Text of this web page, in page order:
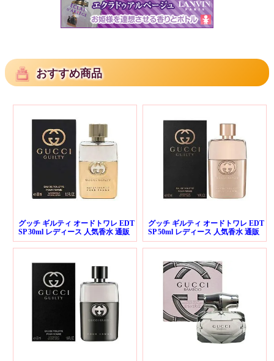
おすすめ商品
グッチ ギルティ オードトワレ EDT
SP 30ml レディース 人気香水 通販
グッチ ギルティ オードトワレ EDT
SP 50ml レディース 人気香水 通販